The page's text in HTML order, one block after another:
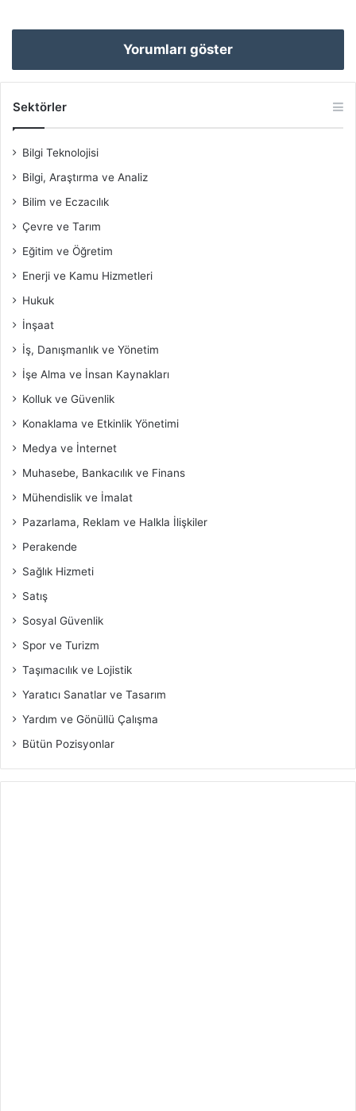
Yorumları göster
Sektörler
Bilgi Teknolojisi
Bilgi, Araştırma ve Analiz
Bilim ve Eczacılık
Çevre ve Tarım
Eğitim ve Öğretim
Enerji ve Kamu Hizmetleri
Hukuk
İnşaat
İş, Danışmanlık ve Yönetim
İşe Alma ve İnsan Kaynakları
Kolluk ve Güvenlik
Konaklama ve Etkinlik Yönetimi
Medya ve İnternet
Muhasebe, Bankacılık ve Finans
Mühendislik ve İmalat
Pazarlama, Reklam ve Halkla İlişkiler
Perakende
Sağlık Hizmeti
Satış
Sosyal Güvenlik
Spor ve Turizm
Taşımacılık ve Lojistik
Yaratıcı Sanatlar ve Tasarım
Yardım ve Gönüllü Çalışma
Bütün Pozisyonlar